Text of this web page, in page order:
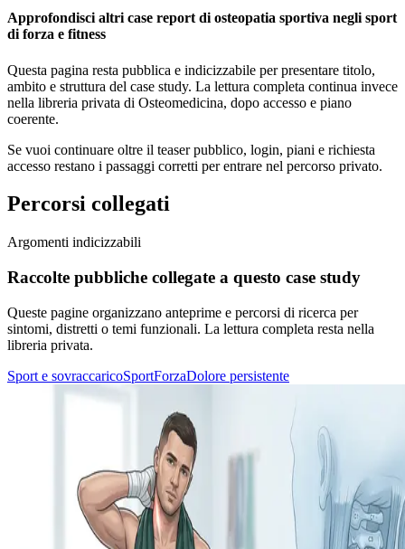
Approfondisci altri case report di osteopatia sportiva negli sport
di forza e fitness
Questa pagina resta pubblica e indicizzabile per presentare titolo,
ambito e struttura del case study. La lettura completa continua invece
nella libreria privata di Osteomedicina, dopo accesso e piano
coerente.
Se vuoi continuare oltre il teaser pubblico, login, piani e richiesta
accesso restano i passaggi corretti per entrare nel percorso privato.
Percorsi collegati
Argomenti indicizzabili
Raccolte pubbliche collegate a questo case study
Queste pagine organizzano anteprime e percorsi di ricerca per
sintomi, distretti o temi funzionali. La lettura completa resta nella
libreria privata.
Sport e sovraccaricoSportForzaDolore persistente